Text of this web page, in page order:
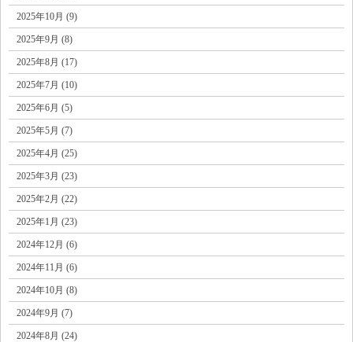
2025年10月 (9)
2025年9月 (8)
2025年8月 (17)
2025年7月 (10)
2025年6月 (5)
2025年5月 (7)
2025年4月 (25)
2025年3月 (23)
2025年2月 (22)
2025年1月 (23)
2024年12月 (6)
2024年11月 (6)
2024年10月 (8)
2024年9月 (7)
2024年8月 (24)